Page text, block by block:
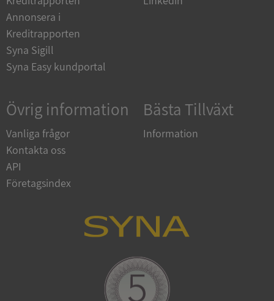
Annonsera i
Kreditrapporten
Syna Sigill
Syna Easy kundportal
Övrig information
Vanliga frågor
Kontakta oss
API
Företagsindex
Bästa Tillväxt
Information
_GRECAPTCHA
Google LLC
www.google.com
__RequestVerificationToken
Microsoft
Corporation